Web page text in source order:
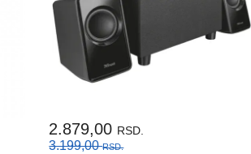
2.879,00 RSD.
3.199,00RSD.